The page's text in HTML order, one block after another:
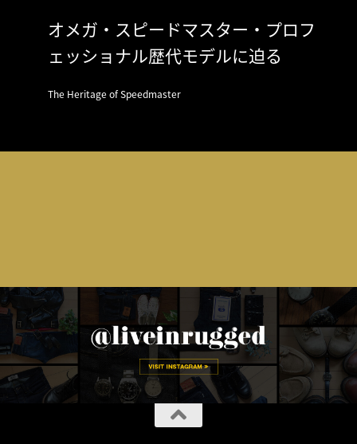
オメガ・スピードマスター・プロフ
ェッショナル歴代モデルに迫る
The Heritage of Speedmaster